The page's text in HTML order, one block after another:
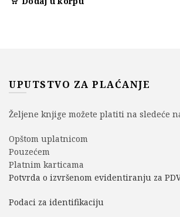
UPUTSTVO ZA PLAĆANJE
Željene knjige možete platiti na sledeće
Opštom uplatnicom
Pouzećem
Platnim karticama
Potvrda o izvršenom evidentiranju za
Podaci za identifikaciju